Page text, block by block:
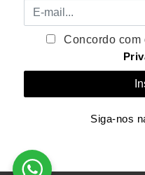
E-mail
Concordo
Siga-nos